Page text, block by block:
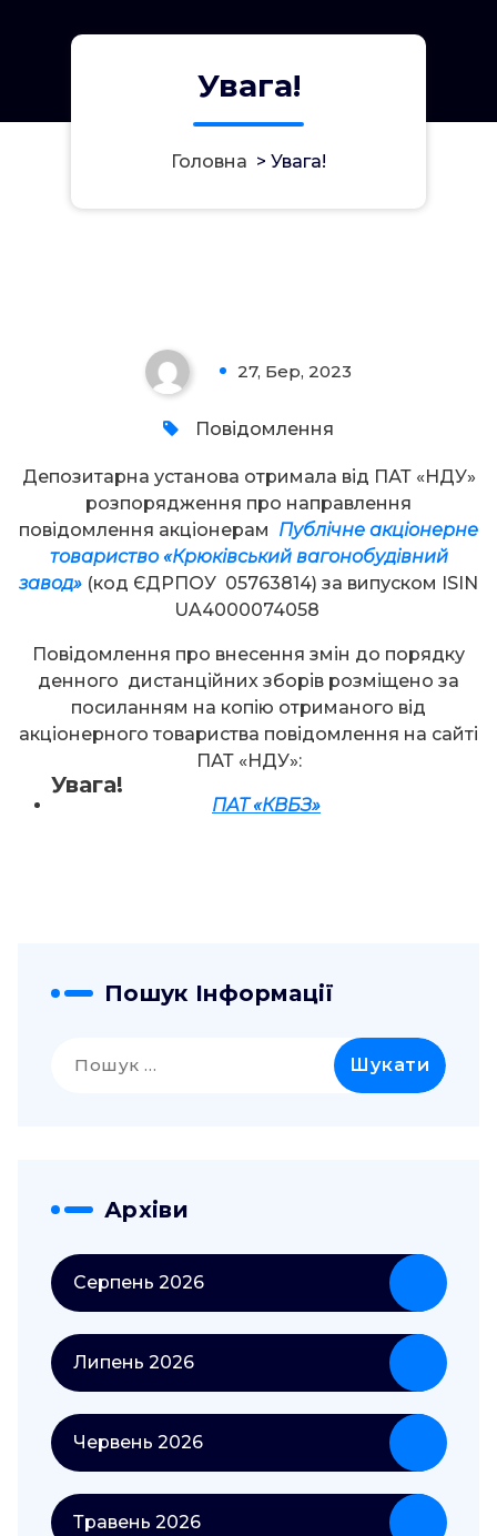
Увага!
Головна > Увага!
27, Бер, 2023
Повідомлення
Увага!
Депозитарна установа отримала від ПАТ «НДУ»
розпорядження про направлення
повідомлення акціонерам Публічне акціонерне
товариство «Крюківський вагонобудівний
завод» (код ЄДРПОУ 05763814) за випуском ISIN
UA4000074058
Повідомлення про внесення змін до порядку
денного дистанційних зборів розміщено за
посиланням на копію отриманого від
акціонерного товариства повідомлення на сайті
ПАТ «НДУ»:
ПАТ «КВБЗ»
Пошук Інформації
Архіви
Серпень 2026
Липень 2026
Червень 2026
Травень 2026